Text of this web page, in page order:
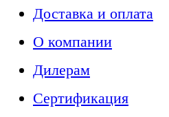
Доставка и оплата
О компании
Дилерам
Сертификация